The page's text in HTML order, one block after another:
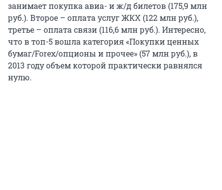
занимает покупка авиа- и ж/д билетов (175,9 млн
руб.). Второе – оплата услуг ЖКХ (122 млн руб.),
третье – оплата связи (116,6 млн руб.). Интересно,
что в топ-5 вошла категория «Покупки ценных
бумаг/Forex/опционы и прочее» (57 млн руб.), в
2013 году объем которой практически равнялся
нулю.